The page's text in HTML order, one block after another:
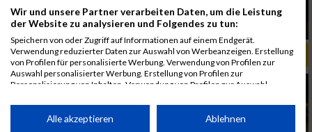
ALBUM ERSTE BANK VIENNA NIGHT RUN / 26.09.2017
Wir und unsere Partner verarbeiten Daten, um die Leistung
der Website zu analysieren und Folgendes zu tun:
Speichern von oder Zugriff auf Informationen auf einem Endgerät.
Verwendung reduzierter Daten zur Auswahl von Werbeanzeigen. Erstellung
von Profilen für personalisierte Werbung. Verwendung von Profilen zur
Auswahl personalisierter Werbung. Erstellung von Profilen zur
Personalisierung von Inhalten. Verwendung von Profilen zur Auswahl
Performance von Inhalten. Analyse von Zielgruppen durch Statistiken oder
Kombinationen von Daten aus verschiedenen Quellen. Entwicklung und
Alle akzeptieren Ablehnen